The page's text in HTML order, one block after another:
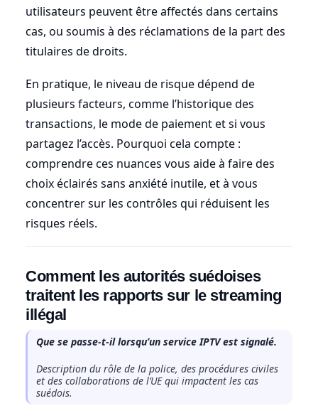
utilisateurs peuvent être affectés dans certains
cas, ou soumis à des réclamations de la part des
titulaires de droits.
En pratique, le niveau de risque dépend de
plusieurs facteurs, comme l’historique des
transactions, le mode de paiement et si vous
partagez l’accès. Pourquoi cela compte :
comprendre ces nuances vous aide à faire des
choix éclairés sans anxiété inutile, et à vous
concentrer sur les contrôles qui réduisent les
risques réels.
Comment les autorités suédoises
traitent les rapports sur le streaming
illégal
Que se passe-t-il lorsqu’un service IPTV est signalé.
Description du rôle de la police, des procédures civiles
et des collaborations de l’UE qui impactent les cas
suédois.